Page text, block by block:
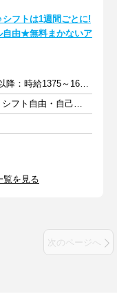
シフトは1週間ごとに!
自由★無料まかないア
時給1100～1300円(22時以降：時給1375～1625円)＋交通費規定支給
週1日以上 1日3時間以上 シフト自由・自己申告
覧を見る
次のページへ